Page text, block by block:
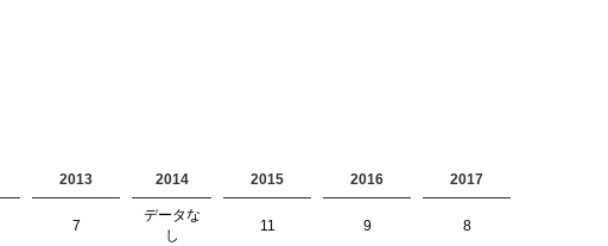
2013 2014 2015 2016 2017
7
データな
し
11 9 8